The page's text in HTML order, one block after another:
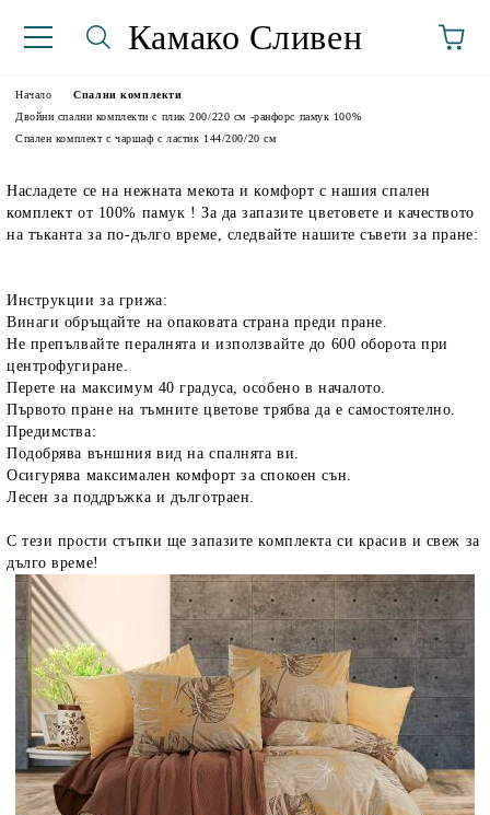
Камако Сливен
Начало
Спални комплекти
Двойни спални комплекти с плик 200/220 см -ранфорс памук 100%
Спален комплект с чаршаф с ластик 144/200/20 см
Насладете се на нежната мекота и комфорт с нашия спален
комплект от 100% памук ! За да запазите цветовете и качеството
на тъканта за по-дълго време, следвайте нашите съвети за пране:
Инструкции за грижа:
Винаги обръщайте на опаковата страна преди пране.
Не препълвайте пералнята и използвайте до 600 оборота при
центрофугиране.
Перете на максимум 40 градуса, особено в началото.
Първото пране на тъмните цветове трябва да е самостоятелно.
Предимства:
Подобрява външния вид на спалнята ви.
Осигурява максимален комфорт за спокоен сън.
Лесен за поддръжка и дълготраен.
С тези прости стъпки ще запазите комплекта си красив и свеж за
дълго време!